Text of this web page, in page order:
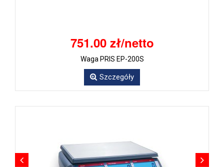
751.00 zł/netto
Waga PRIS EP-200S
Szczegóły